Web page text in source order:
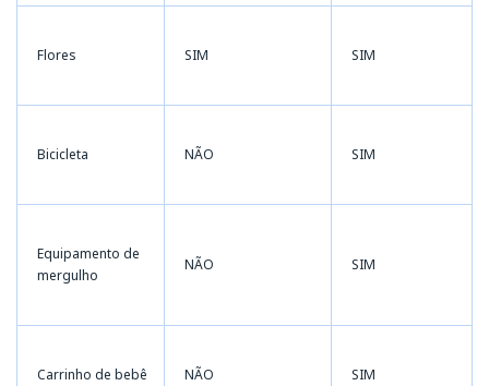
Flores SIM SIM
Bicicleta NÃO SIM
Equipamento de
mergulho
NÃO SIM
Carrinho de bebê NÃO SIM